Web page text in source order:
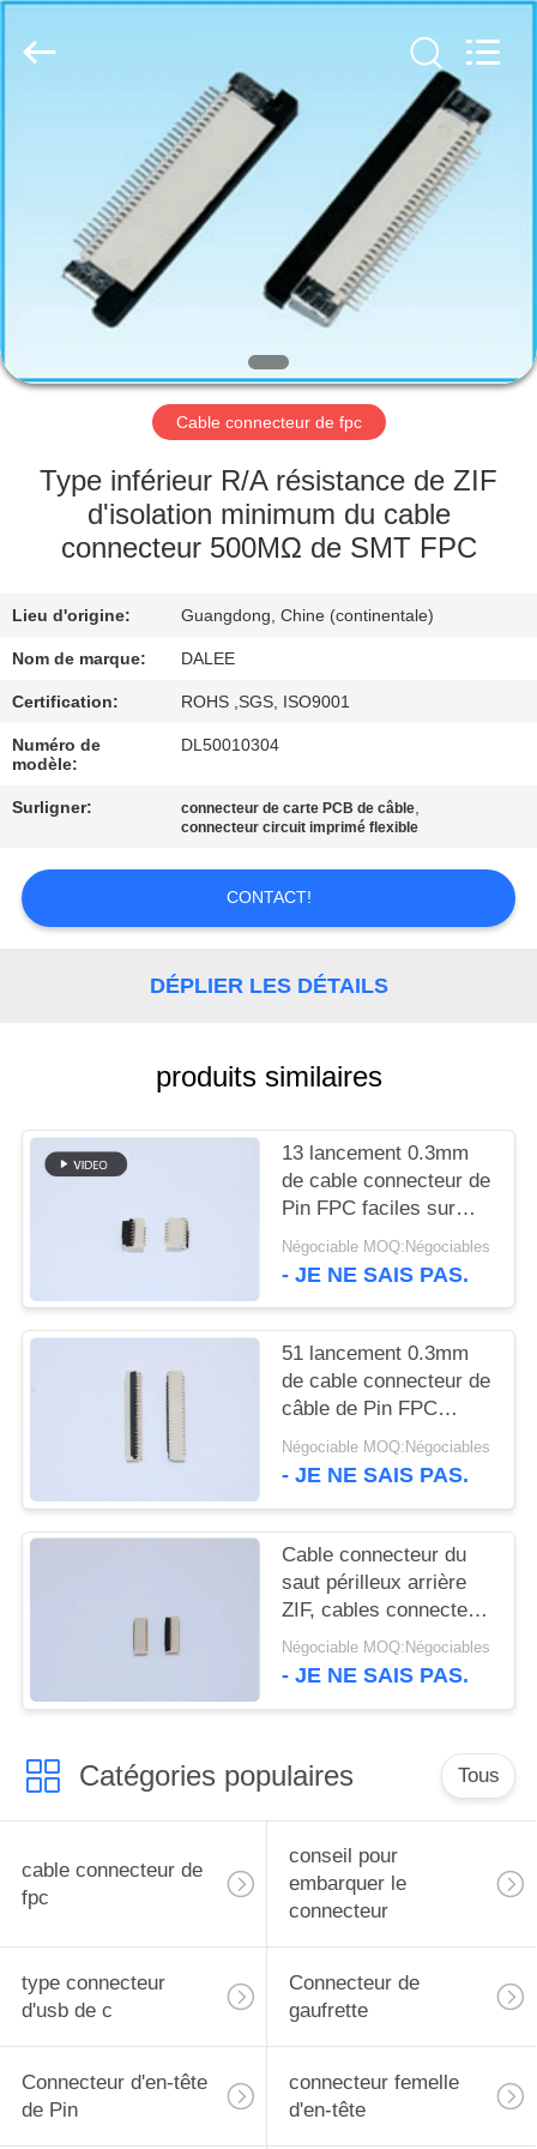
PRODUITS
SUJET
DE
NOUS
VISITE
D'USINE
DE
QUALITÉ
CONTACTEZ-
NOUS
UNE
CITATION
DU
SITE
PRIVACY
Co.,
Rights
Reserved.
Cable connecteur de fpc
Type inférieur R/A résistance de ZIF
d'isolation minimum du cable
connecteur 500MΩ de SMT FPC
Lieu d'origine: Guangdong, Chine (continentale)
Nom de marque: DALEE
Certification: ROHS ,SGS, ISO9001
Numéro de
modèle:
DL50010304
Surligner: connecteur de carte PCB de câble,
connecteur circuit imprimé flexible
CONTACT!
DÉPLIER LES DÉTAILS
produits similaires
13 lancement 0.3mm
de cable connecteur de
Pin FPC faciles sur
SMT R/A avec la taille
1,0 millimètres
Négociable MOQ:Négociables
- JE NE SAIS PAS.
51 lancement 0.3mm
de cable connecteur de
câble de Pin FPC
Facile-sur SMT R/A
pour le matériel
Négociable MOQ:Négociables
- JE NE SAIS PAS.
Cable connecteur du
saut périlleux arrière
ZIF, cables connecteur
électriques de la taille
1.0mm 9-61 bornes
Négociable MOQ:Négociables
- JE NE SAIS PAS.
Catégories populaires Tous
cable connecteur de
fpc
conseil pour
embarquer le
connecteur
type connecteur
d'usb de c
Connecteur de
gaufrette
Connecteur d'en-tête
de Pin
connecteur femelle
d'en-tête